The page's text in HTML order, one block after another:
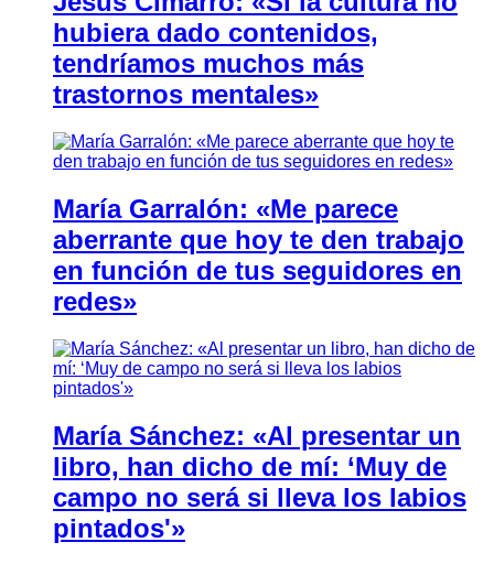
hubiera dado contenidos,
tendríamos muchos más
trastornos mentales»
María Garralón: «Me parece
aberrante que hoy te den trabajo
en función de tus seguidores en
redes»
María Sánchez: «Al presentar un
libro, han dicho de mí: ‘Muy de
campo no será si lleva los labios
pintados'»